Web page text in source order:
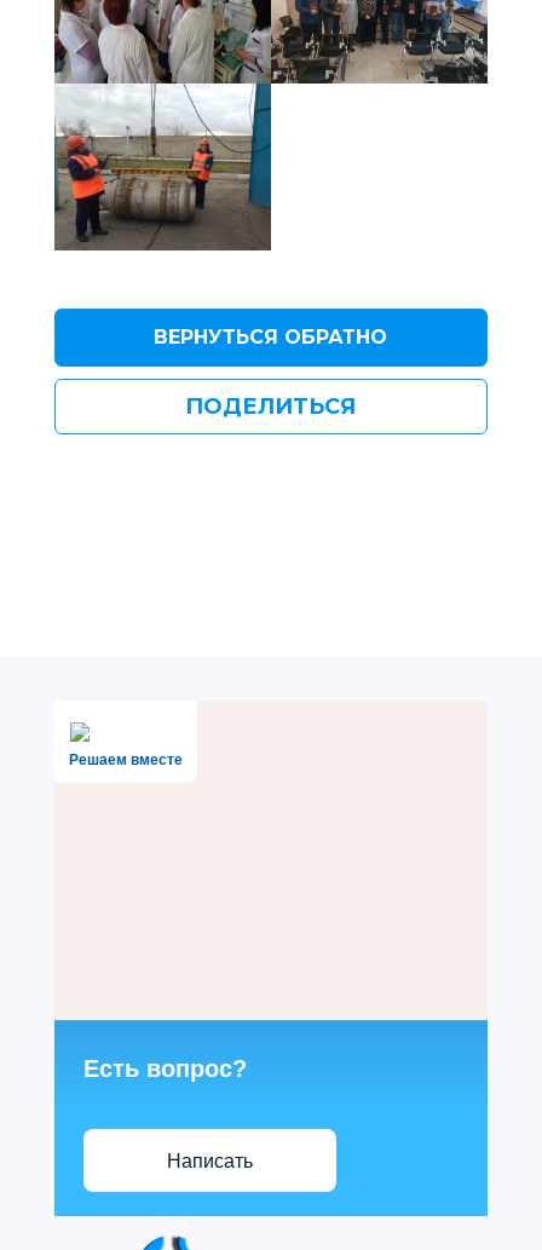
ВЕРНУТЬСЯ ОБРАТНО
ПОДЕЛИТЬСЯ
Решаем вместе
Есть вопрос?
Написать